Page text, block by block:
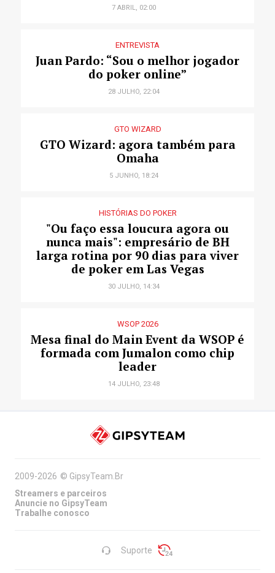
7 ABRIL, 02:00
ENTREVISTA
Juan Pardo: “Sou o melhor jogador
do poker online”
28 JULHO, 22:04
GTO WIZARD
GTO Wizard: agora também para
Omaha
5 JUNHO, 18:24
HISTÓRIAS DO POKER
"Ou faço essa loucura agora ou
nunca mais": empresário de BH
larga rotina por 90 dias para viver
de poker em Las Vegas
30 JULHO, 14:34
WSOP 2026
Mesa final do Main Event da WSOP é
formada com Jumalon como chip
leader
14 JULHO, 23:48
Suporte
2009-2026 © GipsyTeam.Br
Streamers e parceiros
Anuncie no GipsyTeam
Trabalhe conosco